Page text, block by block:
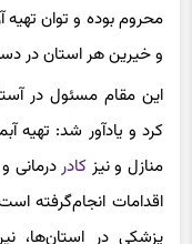
و خیرین هر استان در
این مقام مسئول در
کرد و یادآور شد: تهیه
منازل و نیز کادردرمانی
اقدامات انجام‌گرفته
پزشکی در استان‌ها،